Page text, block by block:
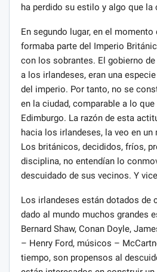
ha perdido su estilo y algo que la
En segundo lugar, en el momento
formaba parte del Imperio
con los sobrantes. El gobierno
a los irlandeses, eran una
del imperio. Por tanto, no se
en la ciudad, comparable a lo
Edimburgo. La razón de esta
hacia los irlandeses, la veo en
Los británicos, decididos, fríos,
disciplina, no entendían lo
descuidado de sus vecinos. Y
Los irlandeses están dotados de
dado al mundo muchos grandes
Bernard Shaw, Conan Doyle,
– Henry Ford, músicos –
tiempo, son propensos al